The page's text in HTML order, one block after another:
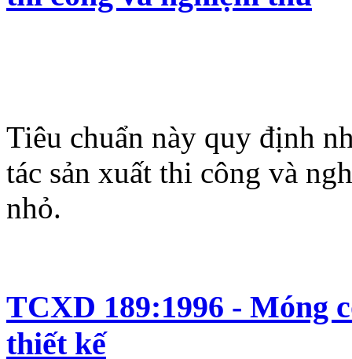
Tiêu chuẩn này quy định
tác sản xuất thi công và
nhỏ.
TCXD 189:1996 - Móng
thiết kế